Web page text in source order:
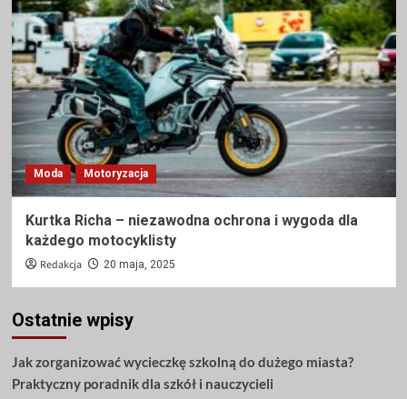
Moda Motoryzacja
Kurtka Richa – niezawodna ochrona i wygoda dla
każdego motocyklisty
Redakcja 20 maja, 2025
Ostatnie wpisy
Jak zorganizować wycieczkę szkolną do dużego miasta?
Praktyczny poradnik dla szkół i nauczycieli